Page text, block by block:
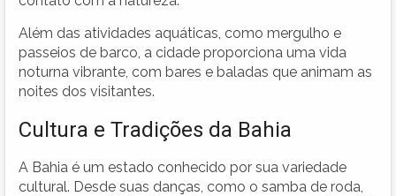
Além das atividades aquáticas, como mergulho e
passeios de barco, a cidade proporciona uma vida
noturna vibrante, com bares e baladas que animam as
noites dos visitantes.
Cultura e Tradições da Bahia
A Bahia é um estado conhecido por sua variedade
cultural. Desde suas danças, como o samba de roda,